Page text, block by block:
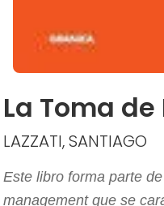
La Toma
LAZZATI, SANTIAGO
Este libro forma parte
management que se